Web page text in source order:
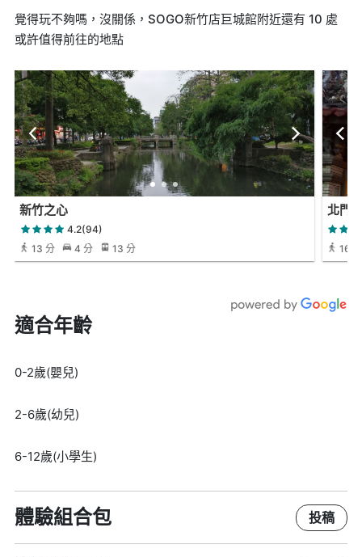
覺得玩不夠嗎，沒關係，SOGO新竹店巨城館附近還有 10 處
或許值得前往的地點
新竹之心
4.2(94)
13 分
4 分 13 分
北門
16 分
適合年齡
0-2歲(嬰兒)
2-6歲(幼兒)
6-12歲(小學生)
體驗組合包 投稿